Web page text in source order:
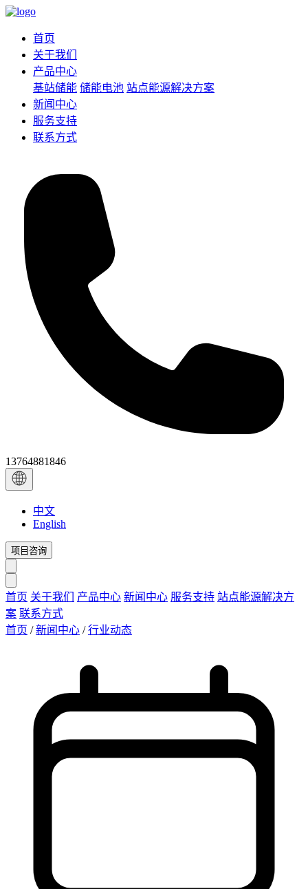
首页
关于我们
产品中心
基站储能 储能电池 站点能源解决方案
新闻中心
服务支持
联系方式
13764881846
中文
English
项目咨询
首页 关于我们 产品中心 新闻中心 服务支持 站点能源解决方
案 联系方式
首页 / 新闻中心 / 行业动态